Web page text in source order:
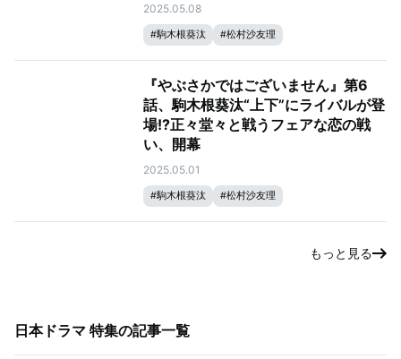
2025.05.08
#駒木根葵汰 #松村沙友理
『やぶさかではございません』第6
話、駒木根葵汰“上下”にライバルが登
場!?正々堂々と戦うフェアな恋の戦
い、開幕
2025.05.01
#駒木根葵汰 #松村沙友理
もっと見る
日本ドラマ 特集の記事一覧